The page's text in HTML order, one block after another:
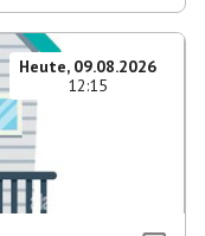
Heute, 09.08.2026
12:15